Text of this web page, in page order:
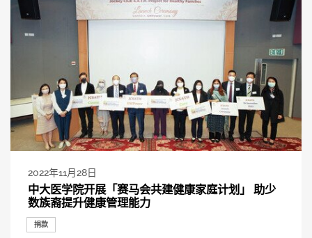
2022年11月28日
中大医学院开展「赛马会共建健康家庭计划」 助少
数族裔提升健康管理能力
捐款